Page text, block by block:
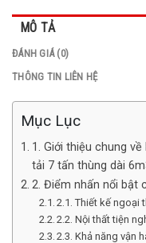
MÔ TẢ
ĐÁNH GIÁ (0)
THÔNG TIN LIÊN HỆ
Mục Lục
1. Giới thiệu chung
tải 7 tấn thùng dài
2. Điểm nhấn nổi bật
2.1. Thiết kế ngoại
2.2. Nội thất tiện
2.3. Khả năng vận